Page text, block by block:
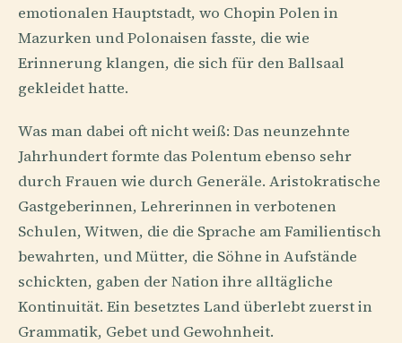
emotionalen Hauptstadt, wo Chopin Polen in
Mazurken und Polonaisen fasste, die wie
Erinnerung klangen, die sich für den Ballsaal
gekleidet hatte.
Was man dabei oft nicht weiß: Das neunzehnte
Jahrhundert formte das Polentum ebenso sehr
durch Frauen wie durch Generäle. Aristokratische
Gastgeberinnen, Lehrerinnen in verbotenen
Schulen, Witwen, die die Sprache am Familientisch
bewahrten, und Mütter, die Söhne in Aufstände
schickten, gaben der Nation ihre alltägliche
Kontinuität. Ein besetztes Land überlebt zuerst in
Grammatik, Gebet und Gewohnheit.